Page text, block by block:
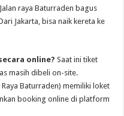
raya Baturraden bagus
Jakarta, bisa naik kereta ke
online? Saat ini tiket
masih dibeli on-site.
Baturraden) memiliki loket
booking online di platform